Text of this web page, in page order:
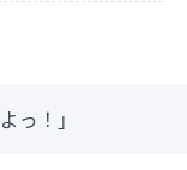
っ！」